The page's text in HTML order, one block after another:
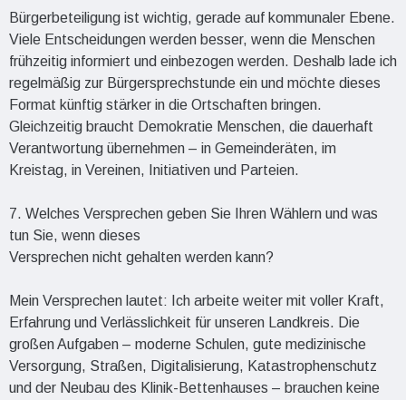
Bürgerbeteiligung ist wichtig, gerade auf kommunaler Ebene.
Viele Entscheidungen werden besser, wenn die Menschen
frühzeitig informiert und einbezogen werden. Deshalb lade ich
regelmäßig zur Bürgersprechstunde ein und möchte dieses
Format künftig stärker in die Ortschaften bringen.
Gleichzeitig braucht Demokratie Menschen, die dauerhaft
Verantwortung übernehmen – in Gemeinderäten, im
Kreistag, in Vereinen, Initiativen und Parteien.
7. Welches Versprechen geben Sie Ihren Wählern und was
tun Sie, wenn dieses
Versprechen nicht gehalten werden kann?
Mein Versprechen lautet: Ich arbeite weiter mit voller Kraft,
Erfahrung und Verlässlichkeit für unseren Landkreis. Die
großen Aufgaben – moderne Schulen, gute medizinische
Versorgung, Straßen, Digitalisierung, Katastrophenschutz
und der Neubau des Klinik-Bettenhauses – brauchen keine